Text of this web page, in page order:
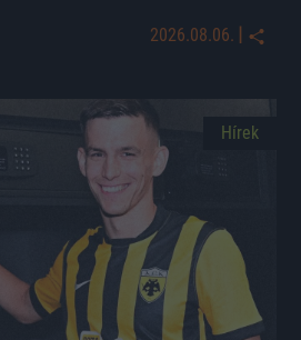
2026.08.06. |
Hírek